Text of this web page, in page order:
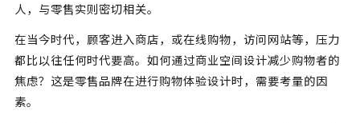
人，与零售实则密切相关。
在当今时代，顾客进入商店，或在线购物，访问网站等，压力
都比以往任何时代要高。如何通过商业空间设计减少购物者的
焦虑？这是零售品牌在进行购物体验设计时，需要考量的因
素。